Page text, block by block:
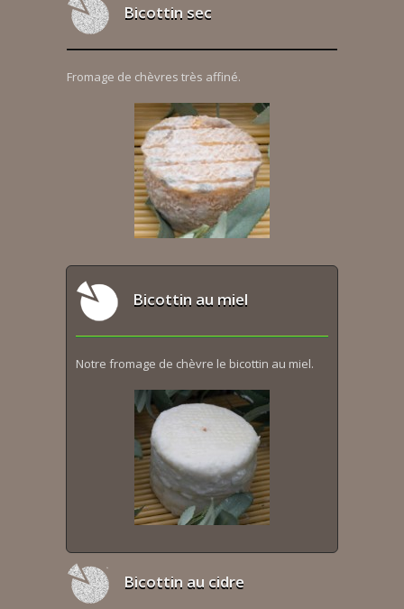
Bicottin sec
Fromage de chèvres très affiné.
Bicottin au miel
Notre fromage de chèvre le bicottin au miel.
Bicottin au cidre